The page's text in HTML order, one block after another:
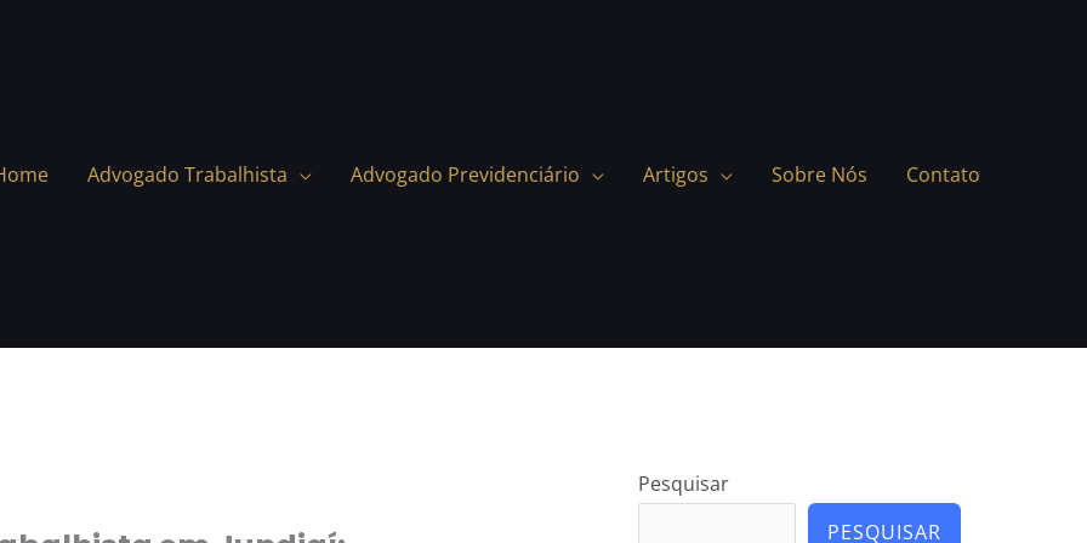
Advogado Trabalhista Advogado Previdenciário Artigos Sobre Nós Contato
Pesquisar
PESQUISAR